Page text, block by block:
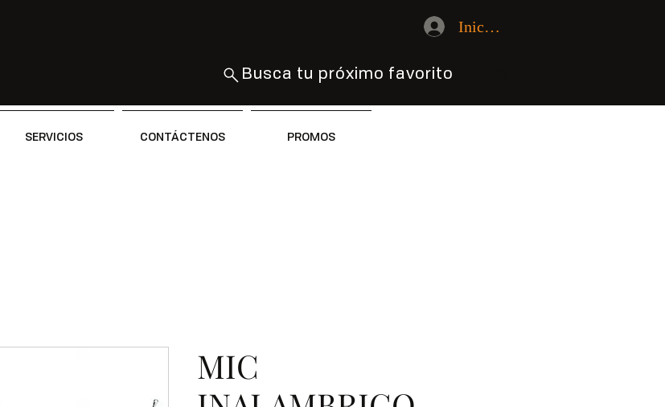
Iniciar sesión
Busca tu próximo favorito
SERVICIOS CONTÁCTENOS PROMOS
MIC